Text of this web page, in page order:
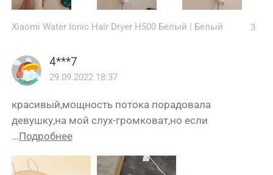
Xiaomi Water Ionic Hair Dryer H500 Белый | Белый 3
4***7
29.09.2022 18:37
красивый,мощность потока порадовала
девушку,на мой слух-громковат,но если
...Подробнее